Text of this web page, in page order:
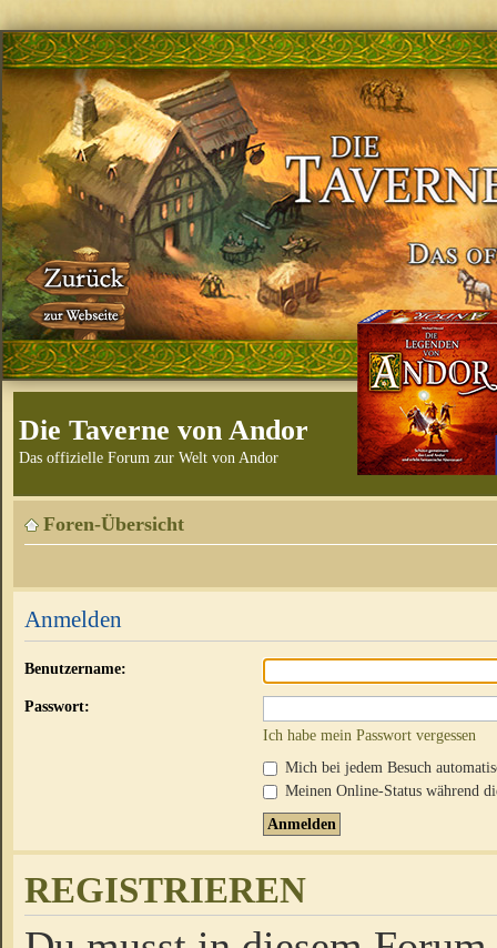
Die Taverne von Andor
Das offizielle Forum zur Welt von Andor
Foren-Übersicht
Anmelden
Benutzername:
Passwort:
Ich habe mein Passwort vergessen
Mich bei jedem Besuch
Meinen Online-Status während
REGISTRIEREN